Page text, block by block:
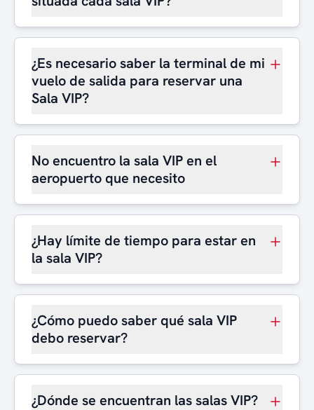
¿Es necesario saber la terminal de mi
vuelo de salida para reservar una
Sala VIP?
No encuentro la sala VIP en el
aeropuerto que necesito
¿Hay límite de tiempo para estar en
la sala VIP?
¿Cómo puedo saber qué sala VIP
debo reservar?
¿Dónde se encuentran las salas VIP?